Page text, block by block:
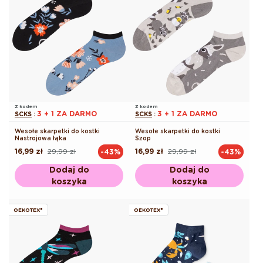
Z kodem
SCKS : 3 + 1 ZA DARMO
Wesołe skarpetki do kostki
Nastrojowa łąka
Cena
29,99 zł
Cena
16,99 zł -43%
Dodaj do
koszyka
Z kodem
SCKS : 3 + 1 ZA DARMO
Wesołe skarpetki do kostki
Szop
Cena
29,99 zł
Cena
16,99 zł -43%
Dodaj do
koszyka
OEKOTEX® OEKOTEX®